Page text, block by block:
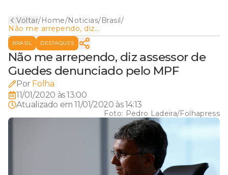
Voltar/Home/Noticias/Brasil/
Não me arrependo, diz
assessor de Guedes
denunciado pelo MPF
BRASIL DESTAQUES
Não me arrependo, diz assessor de
Guedes denunciado pelo MPF
Por Folha
11/01/2020 às 13:00
Atualizado em11/01/2020 às 14:13
Foto: Pedro Ladeira/Folhapress